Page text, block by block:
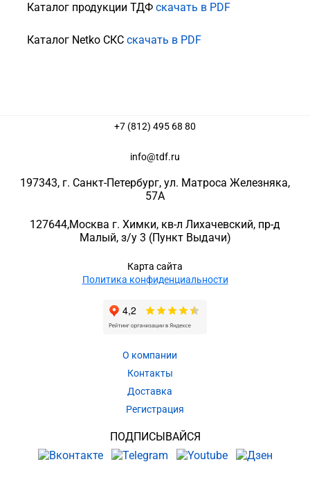
Каталог продукции ТДФ скачать в PDF
Каталог Netko СКС скачать в PDF
+7 (812) 495 68 80
info@tdf.ru
197343, г. Санкт-Петербург, ул. Матроса Железняка,
57A
127644,Москва г. Химки, кв-л Лихачевский, пр-д
Малый, з/у 3 (Пункт Выдачи)
Карта сайта
Политика конфиденциальности
О компании
Контакты
Доставка
Регистрация
ПОДПИСЫВАЙСЯ